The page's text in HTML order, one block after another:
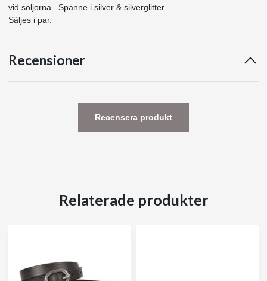
vid söljorna.. Spänne i silver & silverglitter
Säljes i par.
Recensioner
Recensera produkt
Relaterade produkter